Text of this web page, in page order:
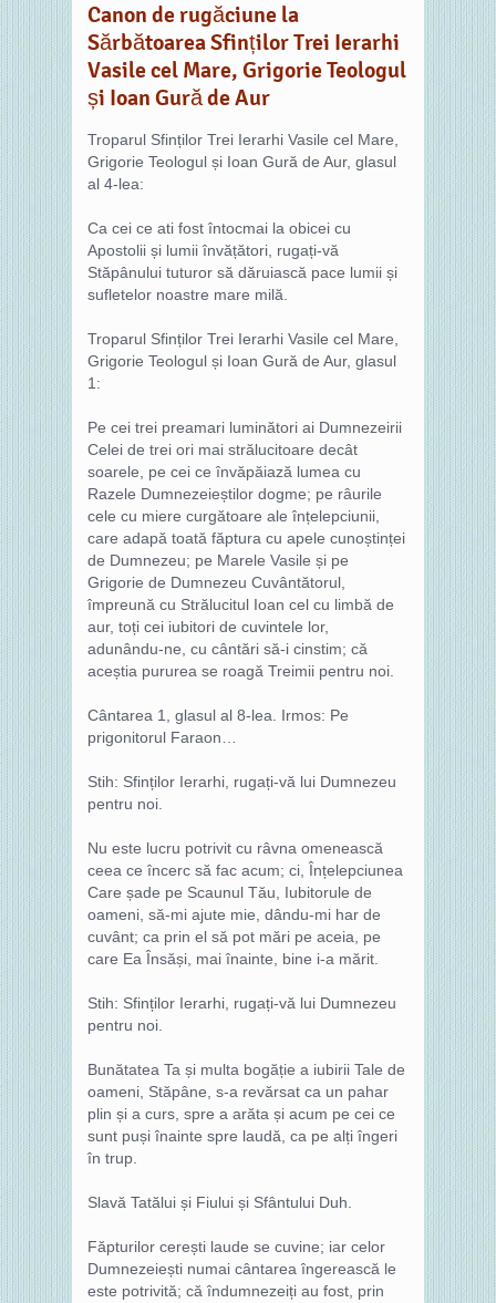
Canon de rugăciune la
Sărbătoarea Sfinților Trei Ierarhi
Vasile cel Mare, Grigorie Teologul
și Ioan Gură de Aur
Troparul Sfinților Trei Ierarhi Vasile cel Mare,
Grigorie Teologul și Ioan Gură de Aur, glasul
al 4-lea:
Ca cei ce ati fost întocmai la obicei cu
Apostolii și lumii învățători, rugați-vă
Stăpânului tuturor să dăruiască pace lumii și
sufletelor noastre mare milă.
Troparul Sfinților Trei Ierarhi Vasile cel Mare,
Grigorie Teologul și Ioan Gură de Aur, glasul
1:
Pe cei trei preamari luminători ai Dumnezeirii
Celei de trei ori mai strălucitoare decât
soarele, pe cei ce învăpăiază lumea cu
Razele Dumnezeieștilor dogme; pe râurile
cele cu miere curgătoare ale înțelepciunii,
care adapă toată făptura cu apele cunoștinței
de Dumnezeu; pe Marele Vasile și pe
Grigorie de Dumnezeu Cuvântătorul,
împreună cu Strălucitul Ioan cel cu limbă de
aur, toți cei iubitori de cuvintele lor,
adunându-ne, cu cântări să-i cinstim; că
aceștia pururea se roagă Treimii pentru noi.
Cântarea 1, glasul al 8-lea. Irmos: Pe
prigonitorul Faraon…
Stih: Sfinților Ierarhi, rugați-vă lui Dumnezeu
pentru noi.
Nu este lucru potrivit cu râvna omenească
ceea ce încerc să fac acum; ci, Înțelepciunea
Care șade pe Scaunul Tău, Iubitorule de
oameni, să-mi ajute mie, dându-mi har de
cuvânt; ca prin el să pot mări pe aceia, pe
care Ea Însăși, mai înainte, bine i-a mărit.
Stih: Sfinților Ierarhi, rugați-vă lui Dumnezeu
pentru noi.
Bunătatea Ta și multa bogăție a iubirii Tale de
oameni, Stăpâne, s-a revărsat ca un pahar
plin și a curs, spre a arăta și acum pe cei ce
sunt puși înainte spre laudă, ca pe alți îngeri
în trup.
Slavă Tatălui și Fiului și Sfântului Duh.
Făpturilor cerești laude se cuvine; iar celor
Dumnezeiești numai cântarea îngerească le
este potrivită; că îndumnezeiți au fost, prin